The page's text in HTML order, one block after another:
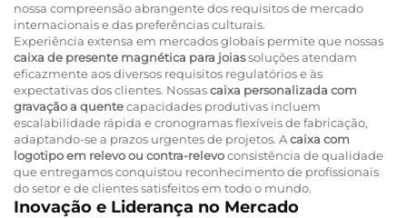
nossa compreensão abrangente dos requisitos de mercado
internacionais e das preferências culturais.
Experiência extensa em mercados globais permite que nossas
caixa de presente magnética para joiassoluções atendam
eficazmente aos diversos requisitos regulatórios e às
expectativas dos clientes. Nossascaixa personalizada com
gravação a quentecapacidades produtivas incluem
escalabilidade rápida e cronogramas flexíveis de fabricação,
adaptando-se a prazos urgentes de projetos. Acaixa com
logotipo em relevo ou contra-relevoconsistência de qualidade
que entregamos conquistou reconhecimento de profissionais
do setor e de clientes satisfeitos em todo o mundo.
Inovação e Liderança no Mercado